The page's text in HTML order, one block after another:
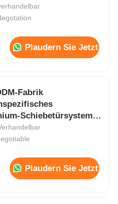
Plaudern Sie Jetzt
Fabrik
Schiebetürsystem
Plaudern Sie Jetzt